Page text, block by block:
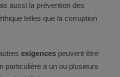
aussi la prévention des
telles que la corruption
exigences peuvent être
particulière à un ou plusieurs